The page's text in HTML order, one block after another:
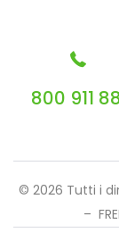
800 911
© 2026 Tutti i
–